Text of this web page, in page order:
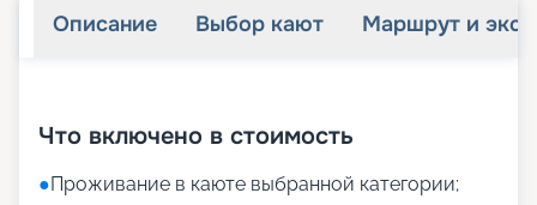
Описание Выбор кают Маршрут и
Что включено в стоимость
●Проживание в каюте выбранной категории;